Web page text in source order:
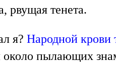
рвущая тенета.
я? Народной крови
около пылающих